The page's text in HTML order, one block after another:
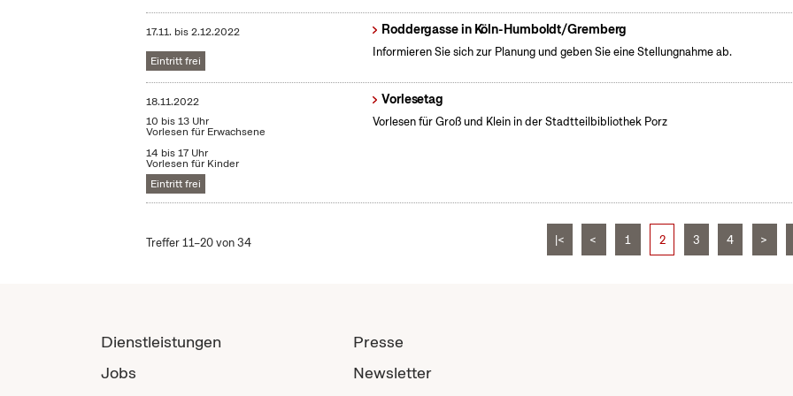
17.11. bis2.12.2022
Eintritt frei
Roddergasse in Köln-Humboldt/Gremberg
Informieren Sie sich zur Planung und geben Sie eine Stellungnahme ab.
18.11.2022
10 bis 13 Uhr
Vorlesen für Erwachsene
14 bis 17 Uhr
Vorlesen für Kinder
Eintritt frei
Vorlesetag
Vorlesen für Groß und Klein in der Stadtteilbibliothek Porz
Treffer 11–20 von 34 |< < 1 2 3 4 >
Dienstleistungen
Jobs
Presse
Newsletter